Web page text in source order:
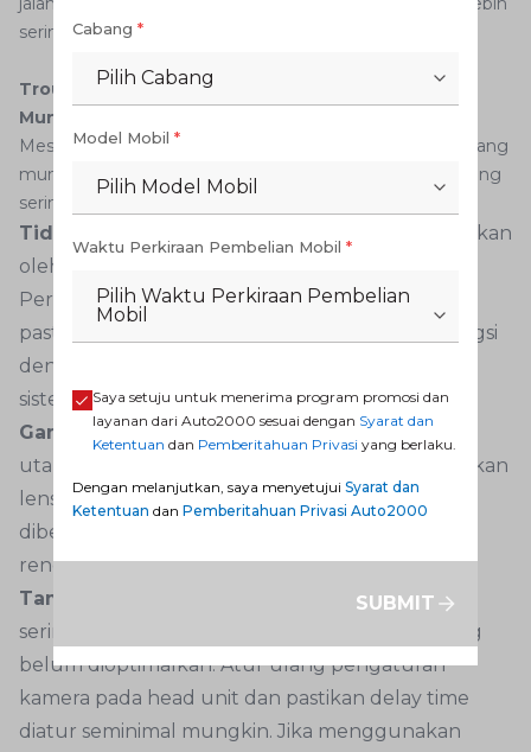
sering di bengkel resmi.
Troubleshooting Masalah Umum Pasang Kamera
Mundur
Meskipun proses pemasangan relatif sederhana, terkadang
muncul masalah teknis. Berikut solusi untuk masalah yang
sering terjadi.
Tidak ada gambar
Masalah ini biasanya disebabkan
oleh koneksi kabel yang longgar atau putus.
Periksa seluruh kabel RCA dan kabel power,
pastikan sambungan ke lampu mundur berfungsi
dengan baik. Cek juga fuse yang terkait dengan
sistem kelistrikan mundur.
Gambar buram atau tidak jernihPenyebab
utamanya adalah lensa kotor atau basah. Bersihkan
lensa dengan benar. Jika masih buram setelah
dibersihkan, kemungkinan kamera berkualitas
rendah atau sudut pemasangan tidak tepat.
Tampilan delay atau lambat munculHal ini
sering terjadi karena pengaturan head unit yang
belum dioptimalkan. Atur ulang pengaturan
kamera pada head unit dan pastikan delay time
diatur seminimal mungkin. Jika menggunakan
Cabang *
Pilih Cabang
Model Mobil *
Pilih Model Mobil
Waktu Perkiraan Pembelian Mobil *
Pilih Waktu Perkiraan Pembelian
Mobil
Saya setuju untuk menerima program promosi dan
layanan dari Auto2000 sesuai dengan Syarat dan
Ketentuan dan Pemberitahuan Privasi yang berlaku.
Dengan melanjutkan, saya menyetujui Syarat dan
Ketentuan dan Pemberitahuan Privasi Auto2000
SUBMIT